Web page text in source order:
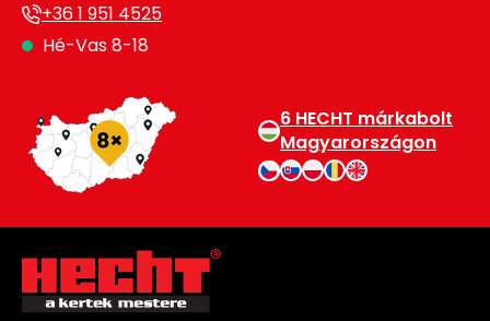
+36 1 951 4525
Hé-Vas 8-18
6 HECHT márkabolt
Magyarországon